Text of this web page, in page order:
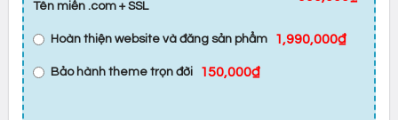
Tên miền .com + SSL
Hoàn thiện website và đăng sản phẩm 1,990,000₫
Bảo hành theme trọn đời 150,000₫